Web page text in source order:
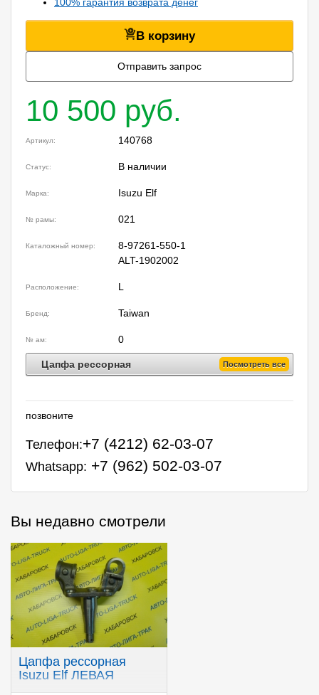
В корзину
Отправить запрос
10 500 руб.
Артикул: 140768
Статус: В наличии
Марка: Isuzu Elf
№ рамы: 021
Каталожный номер:
8-97261-550-1
ALT-1902002
Расположение: L
Бренд: Taiwan
№ ам: 0
Цапфа рессорная Посмотреть все
позвоните
Телефон:+7 (4212) 62-03-07
Whatsapp: +7 (962) 502-03-07
Вы недавно смотрели
Цапфа рессорная
Isuzu Elf ЛЕВАЯ